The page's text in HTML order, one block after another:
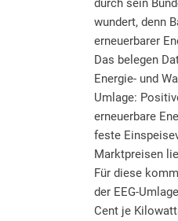
durch sein
wundert, denn
erneuerbarer
Das belegen
Energie- und
Umlage:
erneuerbare
feste
Marktpreisen
Für diese
der EEG-
Cent je